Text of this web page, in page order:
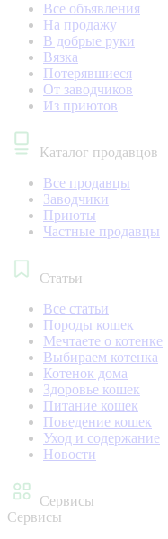
Все объявления
На продажу
В добрые руки
Вязка
Потерявшиеся
От заводчиков
Из приютов
Каталог продавцов
Все продавцы
Заводчики
Приюты
Частные продавцы
Статьи
Все статьи
Породы кошек
Мечтаете о котенке
Выбираем котенка
Котенок дома
Здоровье кошек
Питание кошек
Поведение кошек
Уход и содержание
Новости
Сервисы
Сервисы